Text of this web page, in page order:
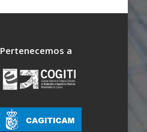
Pertenecemos a